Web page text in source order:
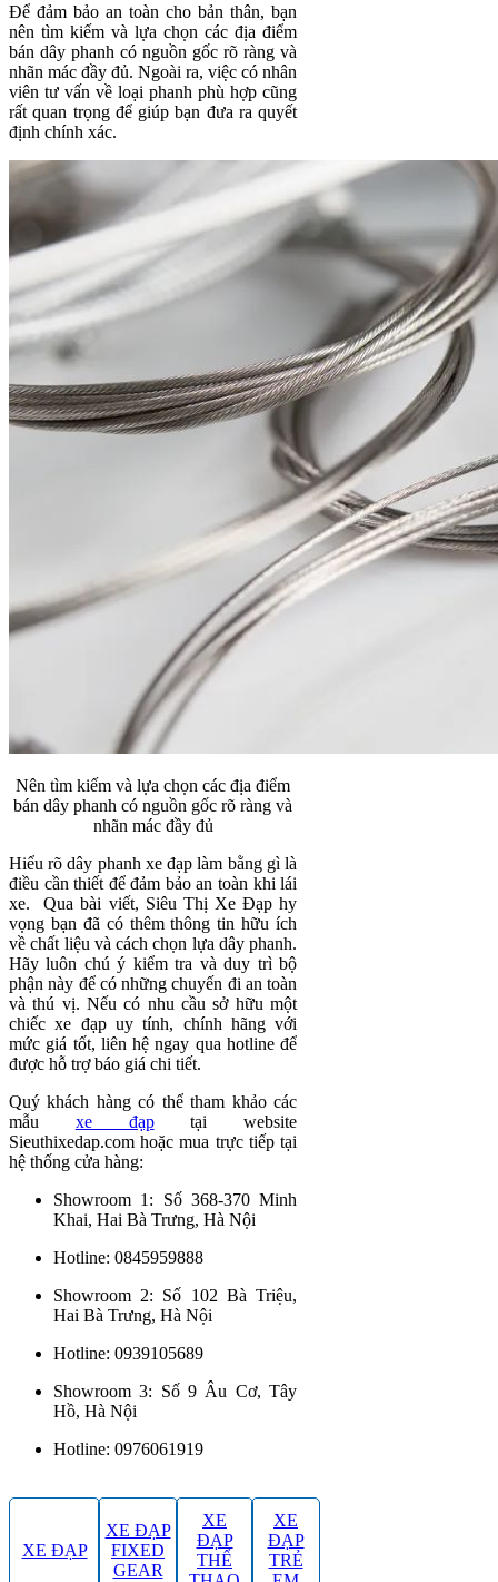
Để đảm bảo an toàn cho bản thân, bạn
nên tìm kiếm và lựa chọn các địa điểm
bán dây phanh có nguồn gốc rõ ràng và
nhãn mác đầy đủ. Ngoài ra, việc có nhân
viên tư vấn về loại phanh phù hợp cũng
rất quan trọng để giúp bạn đưa ra quyết
định chính xác.
Nên tìm kiếm và lựa chọn các địa điểm
bán dây phanh có nguồn gốc rõ ràng và
nhãn mác đầy đủ
Hiểu rõ dây phanh xe đạp làm bằng gì là
điều cần thiết để đảm bảo an toàn khi lái
xe. Qua bài viết, Siêu Thị Xe Đạp hy
vọng bạn đã có thêm thông tin hữu ích
về chất liệu và cách chọn lựa dây phanh.
Hãy luôn chú ý kiểm tra và duy trì bộ
phận này để có những chuyến đi an toàn
và thú vị. Nếu có nhu cầu sở hữu một
chiếc xe đạp uy tính, chính hãng với
mức giá tốt, liên hệ ngay qua hotline để
được hỗ trợ báo giá chi tiết.
Quý khách hàng có thể tham khảo các
mẫu xe đạptại website
Sieuthixedap.com hoặc mua trực tiếp tại
hệ thống cửa hàng:
Showroom 1: Số 368-370 Minh
Khai, Hai Bà Trưng, Hà Nội
Hotline: 0845959888
Showroom 2: Số 102 Bà Triệu,
Hai Bà Trưng, Hà Nội
Hotline: 0939105689
Showroom 3: Số 9 Âu Cơ, Tây
Hồ, Hà Nội
Hotline: 0976061919
XE ĐẠP
XE ĐẠP
FIXED
GEAR
XE
ĐẠP
THỂ
XE
ĐẠP
TRẺ